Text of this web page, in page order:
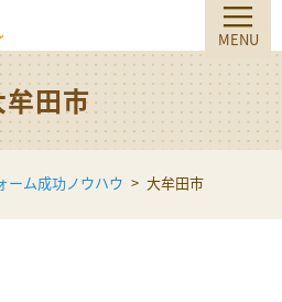
牟田市
ーム成功ノウハウ 大牟田市